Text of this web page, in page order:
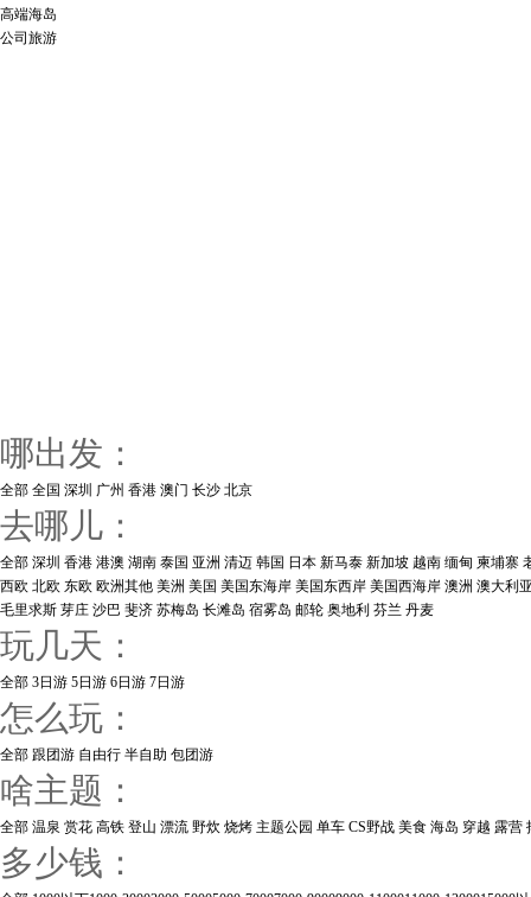
高端海岛
公司旅游
哪出发：
全部 全国 深圳 广州 香港 澳门 长沙 北京
去哪儿：
全部 深圳 香港 港澳 湖南 泰国 亚洲 清迈 韩国 日本 新马泰 新加坡 越南 缅甸 柬埔寨
西欧 北欧 东欧 欧洲其他 美洲 美国 美国东海岸 美国东西岸 美国西海岸 澳洲 澳大利
毛里求斯 芽庄 沙巴 斐济 苏梅岛 长滩岛 宿雾岛 邮轮 奥地利 芬兰 丹麦
玩几天：
全部 3日游 5日游 6日游 7日游
怎么玩：
全部 跟团游 自由行 半自助 包团游
啥主题：
全部 温泉 赏花 高铁 登山 漂流 野炊 烧烤 主题公园 单车 CS野战 美食 海岛 穿越 露营
多少钱：